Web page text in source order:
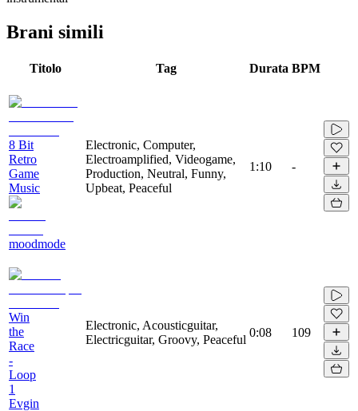
Brani simili
Titolo Tag Durata BPM
8 Bit
Retro
Game
Music
moodmode
Electronic, Computer,
Electroamplified, Videogame,
Production, Neutral, Funny,
Upbeat, Peaceful
1:10 -
Win
the
Race
-
Loop
1
Evgin
Electronic, Acousticguitar,
Electricguitar, Groovy, Peaceful
0:08 109